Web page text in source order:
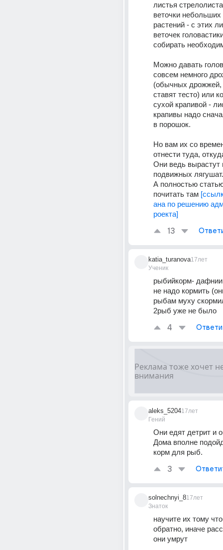
листья
веточки
растений - с этих
веточек
собирать
Можно давать
совсем немного
(обычных дрожжей,
ставят тесто) или
сухой крапивой -
крапивы надо
в порошок.
Но вам их со
отнести туда,
Они ведь вырастут
подвижных лягушат.
А полностью
почитать там
ана по решению
роекта]
13
katia_turanova
Ученик
17лет
рыбийкорм-
не надо кормить
рыбам муху
2рыб уже не было
4
aleks_5204
Гений
17лет
Они едят детрит и
Дома вполне
корм для рыб.
3
solnechnyi_8
Знаток
17лет
научите их тому
обратно, иначе
они умрут